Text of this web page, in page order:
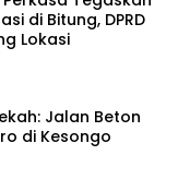
di Bitung, DPRD
Lokasi
Jalan Beton
di Kesongo